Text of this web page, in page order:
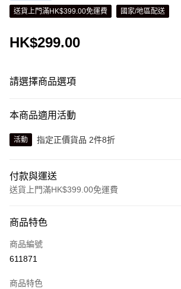
送貨上門滿HK$399.00免運費 國家/地區配送
HK$299.00
請選擇商品選項
本商品適用活動
活動 指定正價貨品 2件8折
付款與運送
送貨上門滿HK$399.00免運費
信用卡
線上付款
Alipay, PayMe, WeChat Pay, UnionPay, FPS
商品特色
商品編號
611871
商品特色